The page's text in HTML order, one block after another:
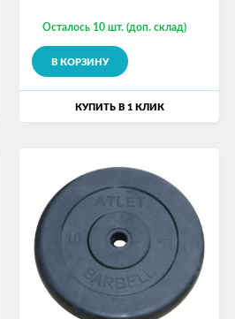
Осталось 10 шт. (доп. склад)
В КОРЗИНУ
КУПИТЬ В 1 КЛИК